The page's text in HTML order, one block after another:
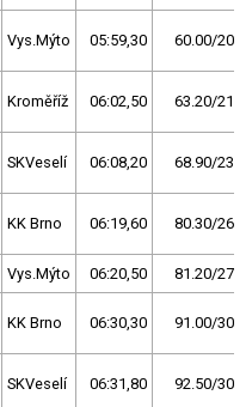
Vys.Mýto 05:59,30 60.00/20,0
Kroměříž 06:02,50 63.20/21,1
SKVeselí 06:08,20 68.90/23,0
KK Brno 06:19,60 80.30/26,8
Vys.Mýto 06:20,50 81.20/27,1
KK Brno 06:30,30 91.00/30,4
SKVeselí 06:31,80 92.50/30,9